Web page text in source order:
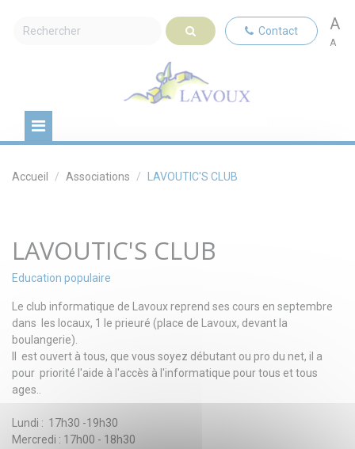
Contact A
A
Accueil Associations LAVOUTIC'S CLUB
LAVOUTIC'S CLUB
Education populaire
Le club informatique de Lavoux reprend ses cours en septembre
dans les locaux, 1 le prieuré (place de Lavoux, devant la
boulangerie).
Il est ouvert à tous, que vous soyez débutant ou pro du net, il a
pour priorité l'aide à l'accès à l'informatique pour tous et tous
ages..
Lundi : 17h30 -19h30
Mercredi : 17h00 - 18h30